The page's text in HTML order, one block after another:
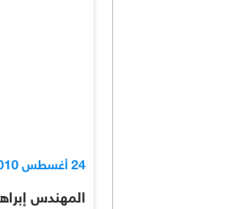
24 أغسطس 2010
المهندس